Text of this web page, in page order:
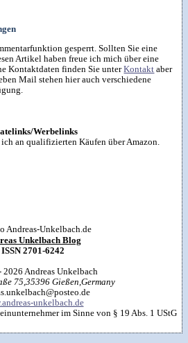
gesperrt. Sollten Sie eine
Artikel haben freue ich mich über eine
Kontaktdaten finden Sie unterKontakt aber
Mail stehen hier auch verschiedene
Werbelinks
an qualifizierten Käufen über Amazon.
Unkelbach Blog
ISSN 2701-6242
2026 Andreas Unkelbach
75,35396 Gießen,Germany
unkelbach.de
im Sinne von § 19 Abs. 1 UStG